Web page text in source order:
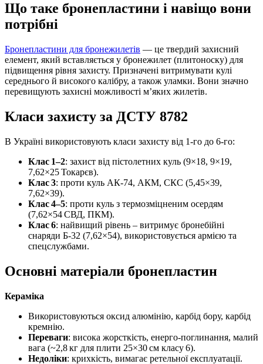
Що таке бронепластини і навіщо вони
потрібні
Бронепластини для бронежилетів — це твердий захисний
елемент, який вставляється у бронежилет (плитоноску) для
підвищення рівня захисту. Призначені витримувати кулі
середнього й високого калібру, а також уламки. Вони значно
перевищують захисні можливості м’яких жилетів.
Класи захисту за ДСТУ 8782
В Україні використовують класи захисту від 1-го до 6-го:
Клас 1–2: захист від пістолетних куль (9×18, 9×19,
7,62×25 Токарєв).
Клас 3: проти куль АК‑74, АКМ, СКС (5,45×39,
7,62×39).
Клас 4–5: проти куль з термозміцненим осердям
(7,62×54 СВД, ПКМ).
Клас 6: найвищий рівень – витримує бронебійні
снаряди Б‑32 (7,62×54), використовується армією та
спецслужбами.
Основні матеріали бронепластин
Кераміка
Використовуються оксид алюмінію, карбід бору, карбід
кремнію.
Переваги: висока жорсткість, енерго‑поглинання, малий
вага (~2,8 кг для плити 25×30 см класу 6).
Недоліки: крихкість, вимагає ретельної експлуатації.